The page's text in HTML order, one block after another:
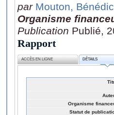
par Mouton,
Organisme
Publication Publié,
Rapport
ACCÈS EN LIGNE DÉTAILS
Organisme
Statut de